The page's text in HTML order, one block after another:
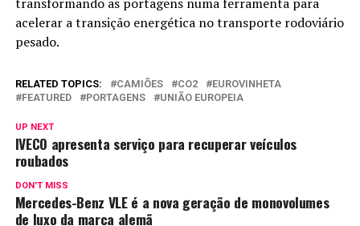
acelerar a transição energética no transporte rodoviário
pesado.
RELATED TOPICS: CAMIÕES CO2
EUROVINHETA
FEATURED
PORTAGENS UNIÃO EUROPEIA
UP NEXT
IVECO apresenta serviço para recuperar veículos
roubados
DON'T MISS
Mercedes-Benz VLE é a nova geração de monovolumes
de luxo da marca alemã